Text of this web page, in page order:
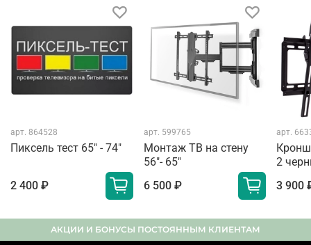
арт. 864528
Пиксель тест 65" - 74"
2 400 ₽
арт. 599765
Монтаж ТВ на стену
56"- 65"
6 500 ₽
арт.
2
3 900
АКЦИИ И БОНУСЫ ПОСТОЯННЫМ КЛИЕНТАМ